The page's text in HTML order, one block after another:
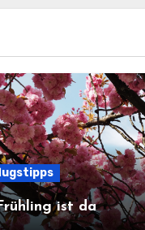
ist da